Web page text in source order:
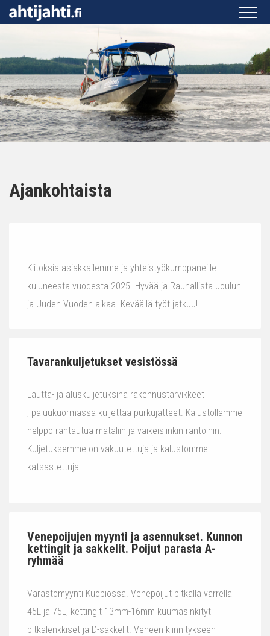
Ajankohtaista
Kiitoksia asiakkailemme ja yhteistyökumppaneille
kuluneesta vuodesta 2025. Hyvää ja Rauhallista Joulun
ja Uuden Vuoden aikaa. Keväällä työt jatkuu!
Tavarankuljetukset vesistössä
Lautta- ja aluskuljetuksina rakennustarvikkeet
, paluukuormassa kuljettaa purkujätteet. Kalustollamme
helppo rantautua mataliin ja vaikeisiinkin rantoihin.
Kuljetuksemme on vakuutettuja ja kalustomme
katsastettuja.
Venepoijujen myynti ja asennukset. Kunnon
kettingit ja sakkelit. Poijut parasta A-
ryhmää
Varastomyynti Kuopiossa. Venepoijut pitkällä varrella
45L ja 75L, kettingit 13mm-16mm kuumasinkityt
pitkälenkkiset ja D-sakkelit. Veneen kiinnitykseen